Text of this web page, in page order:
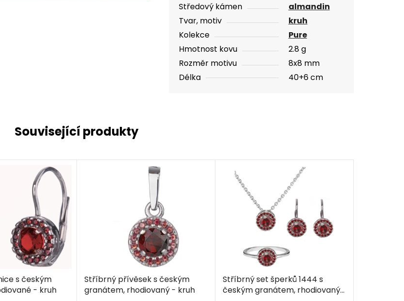
Středový kámen
almandin
Tvar, motiv
kruh
Kolekce
Pure
Hmotnost kovu
2.8 g
Rozměr motivu
8x8 mm
Délka
40+6 cm
Související produkty
s českým
- kruh
Stříbrný přívěsek s českým
granátem, rhodiovaný - kruh
Stříbrný set šperků 1444 s
českým granátem, rhodiovaný